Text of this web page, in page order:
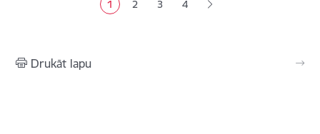
Pašreizējā lapa
1 Lapa
2 Lapa
3 Lapa
4
Drukāt lapu